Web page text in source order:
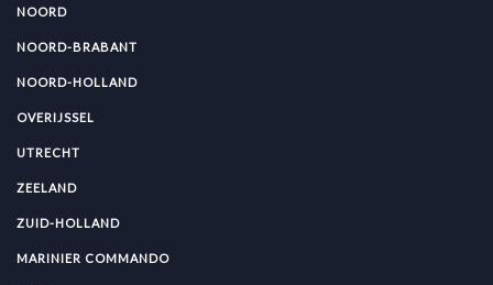
NOORD
NOORD-BRABANT
NOORD-HOLLAND
OVERIJSSEL
UTRECHT
ZEELAND
ZUID-HOLLAND
MARINIER COMMANDO